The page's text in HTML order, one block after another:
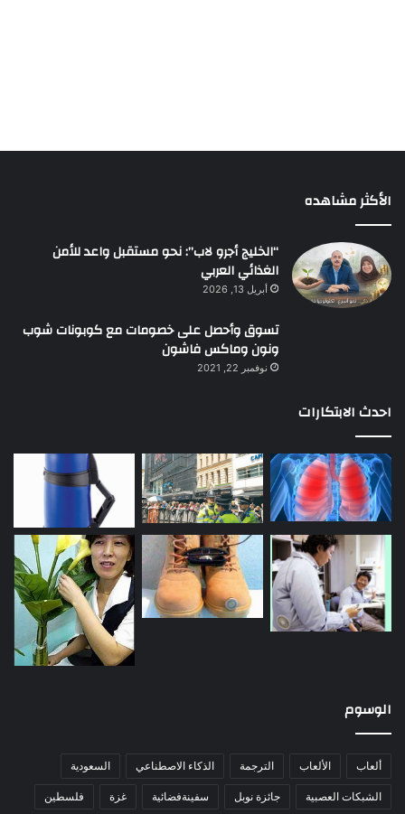
الأكثر مشاهده
“الخليج أجرو لاب”: نحو مستقبل واعد للأمن
الغذائي العربي
أبريل 13, 2026
تسوق وأحصل على خصومات مع كوبونات شوب
ونون وماكس فاشون
نوفمبر 22, 2021
احدث الابتكارات
الوسوم
ألعاب الألعاب الترجمة الذكاء الاصطناعي السعودية
الشبكات العصبية جائزة نوبل سفينةفضائية غزة فلسطين